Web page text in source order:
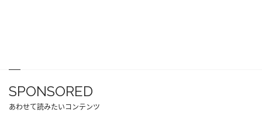
SPONSORED
あわせて読みたいコンテンツ